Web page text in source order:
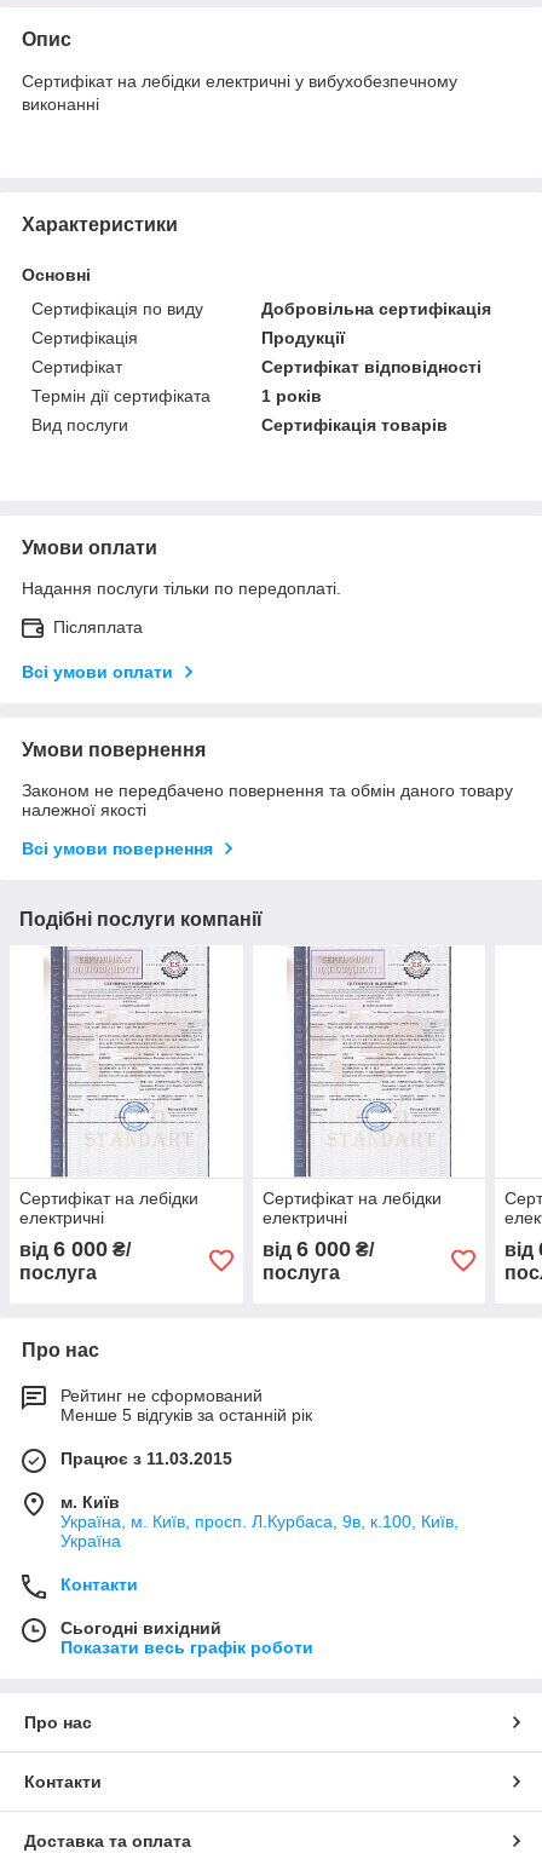
Опис
Сертифікат на лебідки електричні у вибухобезпечному
виконанні
Характеристики
Основні
Сертифікація по виду
Добровільна сертифікація
Сертифікація
Продукції
Сертифікат
Сертифікат відповідності
Термін дії сертифіката
1 років
Вид послуги
Сертифікація товарів
Умови оплати
Надання послуги тільки по передоплаті.
Післяплата
Всі умови оплати
Умови повернення
Законом не передбачено повернення та обмін даного товару
належної якості
Всі умови повернення
Подібні послуги компанії
Сертифікат на лебідки
електричні
від 6 000 ₴/
послуга
Сертифікат на лебідки
електричні
від 6 000₴/
послуга
від
Про нас
Рейтинг не сформований
Менше 5 відгуків за останній рік
Працює з 11.03.2015
м. Київ
Україна, м. Київ, просп. Л.Курбаса, 9в, к.100, Київ,
Україна
Контакти
Сьогодні вихідний
Показати весь графік роботи
Про нас
Контакти
Доставка та оплата